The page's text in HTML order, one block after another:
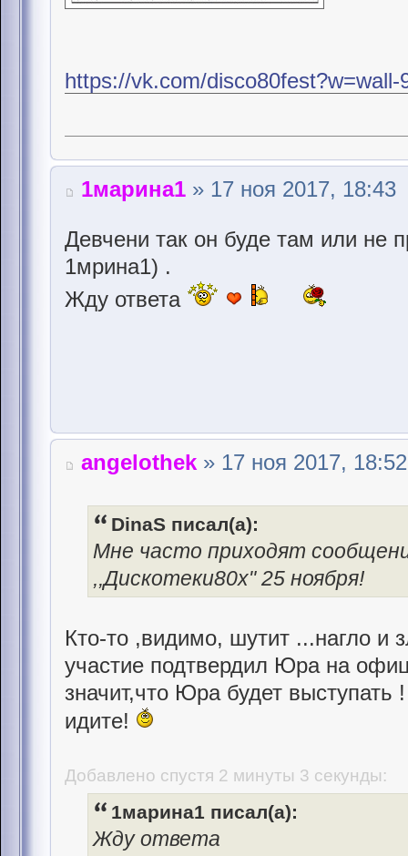
https://vk.com/disco80fest?w=wall-
1марина1 » 17 ноя 2017, 18:43
Девчени так он буде там или не
1мрина1) .
Жду ответа
angelothek» 17 ноя 2017, 18:52
DinaS писал(а):
Мне часто приходят
,,Дискотеки80х" 25 ноября!
Кто-то ,видимо, шутит ...нагло и
участие подтвердил Юра на
значит,что Юра будет выступать
идите!
Добавлено спустя 2 минуты 3 секунды:
1марина1 писал(а):
Жду ответа